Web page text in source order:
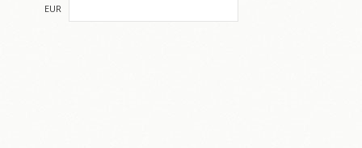
EUR